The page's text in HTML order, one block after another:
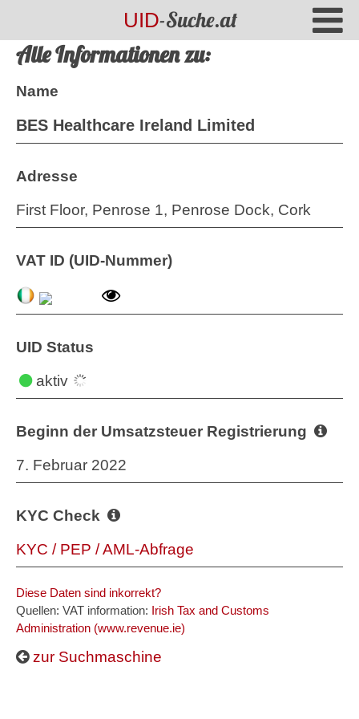
UID-Suche.at
Alle Informationen zu:
Name
BES Healthcare Ireland Limited
Adresse
First Floor, Penrose 1, Penrose Dock, Cork
VAT ID (UID-Nummer)
UID Status
aktiv
Beginn der Umsatzsteuer Registrierung
7. Februar 2022
KYC Check
KYC / PEP / AML-Abfrage
Diese Daten sind inkorrekt?
Quellen: VAT information: Irish Tax and Customs
Administration (www.revenue.ie)
zur Suchmaschine